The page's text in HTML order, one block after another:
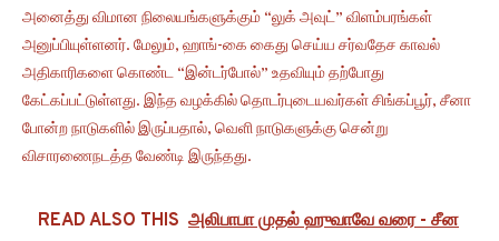
அனைத்து விமான நிலையங்களுக்கும் “லுக் அவுட்” விளம்பரங்கள்
அனுப்பியுள்ளனர். மேலும், ஹாங்-கை கைது செய்ய சர்வதேச காவல்
அதிகாரிகளை கொண்ட “இன்டர்போல்” உதவியும் தற்போது
கேட்கப்பட்டுள்ளது. இந்த வழக்கில் தொடர்புடையவர்கள் சிங்கப்பூர், சீனா
போன்ற நாடுகளில் இருப்பதால், வெளி நாடுகளுக்கு சென்று
விசாரணைநடத்த வேண்டி இருந்தது.
READ ALSO THIS அலிபாபா முதல் ஹுவாவே வரை - சீன